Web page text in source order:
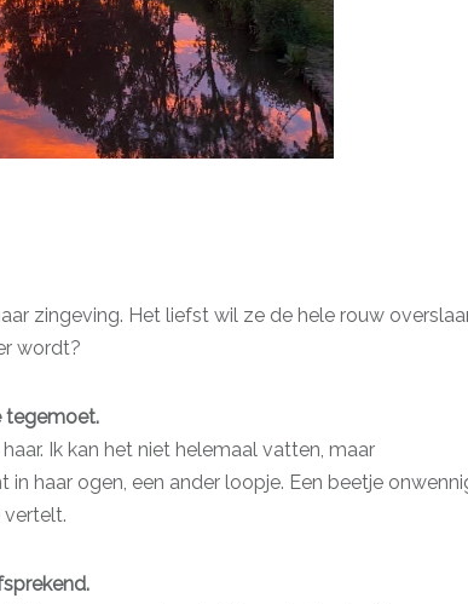
zingeving. Het liefst wil ze de hele rouw
wordt?
tegemoet.
Ik kan het niet helemaal vatten, maar
haar ogen, een ander loopje. Een beetje
vertelt.